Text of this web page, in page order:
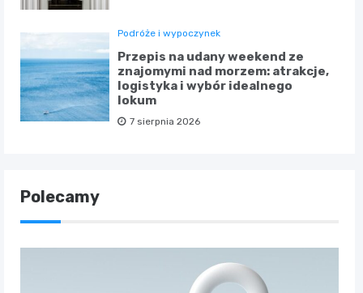
Podróże i wypoczynek
Przepis na udany weekend ze
znajomymi nad morzem: atrakcje,
logistyka i wybór idealnego
lokum
7 sierpnia 2026
Polecamy